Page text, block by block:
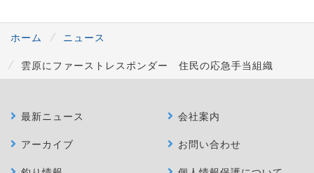
ホーム
ニュース
雲原にファーストレスポンダー 住民の応急手当組織
最新ニュース
アーカイブ
会社案内
お問い合わせ